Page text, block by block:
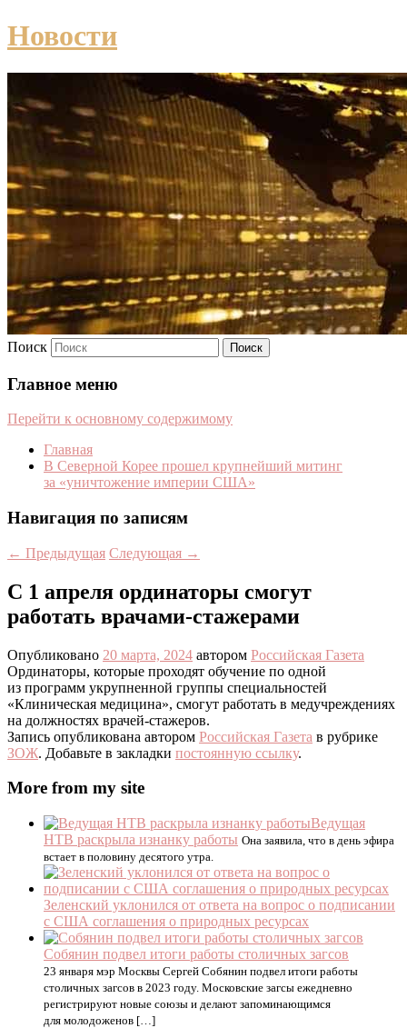
Новости
Поиск
Главное меню
Перейти к основному содержимому
Главная
В Северной Корее прошел крупнейший митинг
за «уничтожение империи США»
Навигация по записям
← Предыдущая Следующая →
С 1 апреля ординаторы смогут
работать врачами-стажерами
Опубликовано 20 марта, 2024 автором Российская Газета
Ординаторы, которые проходят обучение по одной
из программ укрупненной группы специальностей
«Клиническая медицина», смогут работать в медучреждениях
на должностях врачей-стажеров.
Запись опубликована автором Российская Газета в рубрике
ЗОЖ. Добавьте в закладки постоянную ссылку.
More from my site
Ведущая
НТВ раскрыла изнанку работы Она заявила, что в день эфира
встает в половину десятого утра.
Зеленский уклонился от ответа на вопрос о подписании
с США соглашения о природных ресурсах
Собянин подвел итоги работы столичных загсов
23 января мэр Москвы Сергей Собянин подвел итоги работы
столичных загсов в 2023 году. Московские загсы ежедневно
регистрируют новые союзы и делают запоминающимся
для молодоженов […]